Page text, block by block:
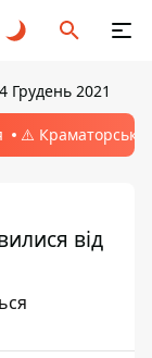
Грудень 2021
⚠️ Краматорськ,
від